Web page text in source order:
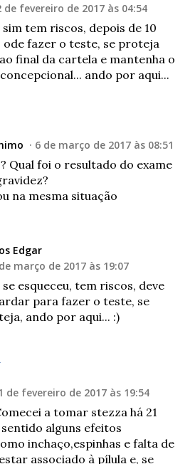
de fevereiro de 2017 às 04:54
sim tem riscos, depois de 10
ode fazer o teste, se proteja
final da cartela e mantenha o
ando por aqui...
6 de março de 2017 às 08:51
? Qual foi o resultado do exame
na mesma situação
Edgar
março de 2017 às 19:07
se esqueceu, tem riscos, deve
para fazer o teste, se
ando por aqui... :)
de fevereiro de 2017 às 19:54
a tomar stezza há 21
alguns efeitos
inchaço,espinhas e falta de
associado à pílula e, se